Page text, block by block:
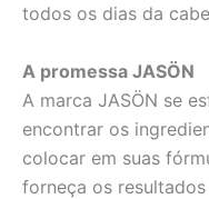
todos os dias da
A promessa JASÖN
A marca JASÖN se
encontrar os
colocar em suas
forneça os